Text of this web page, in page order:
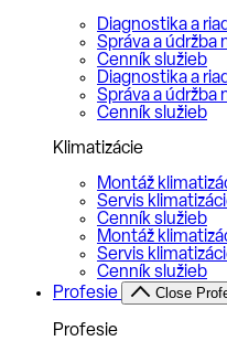
Diagnostika a
Správa a údržba
Cenník služieb
Diagnostika a
Správa a údržba
Cenník služieb
Klimatizácie
Montáž
Servis
Cenník služieb
Montáž
Servis
Cenník služieb
Profesie
Close
Profesie